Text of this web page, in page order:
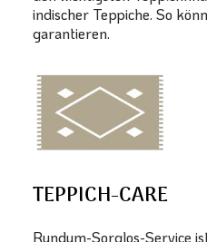
indischer Teppiche. So
garantieren.
TEPPICH-CARE
Rundum-Sorglos-Service